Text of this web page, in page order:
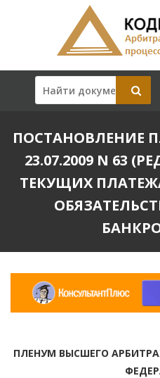
ПОСТАНОВЛЕНИЕ
23.07.2009 N 63
ТЕКУЩИХ
ПЛЕНУМ ВЫСШЕГО